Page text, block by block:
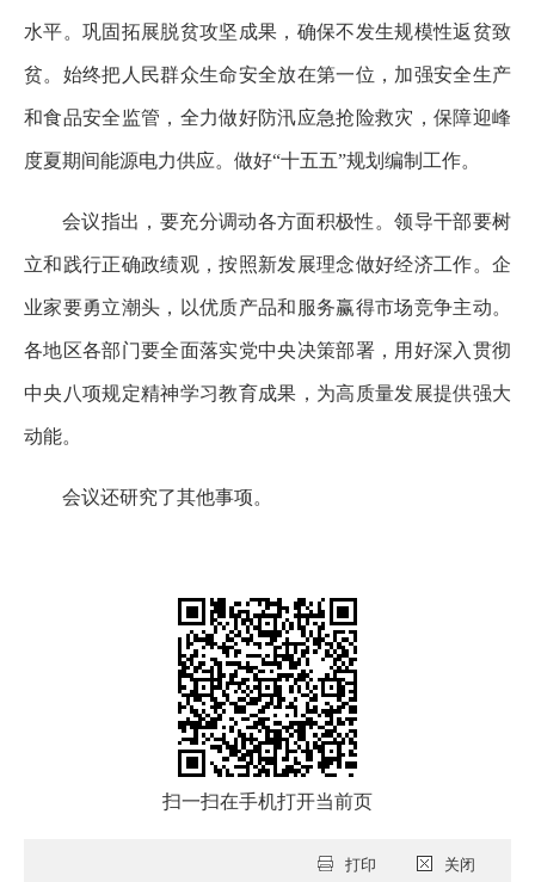
水平。巩固拓展脱贫攻坚成果，确保不发生规模性返贫致
贫。始终把人民群众生命安全放在第一位，加强安全生产
和食品安全监管，全力做好防汛应急抢险救灾，保障迎峰
度夏期间能源电力供应。做好“十五五”规划编制工作。
会议指出，要充分调动各方面积极性。领导干部要树
立和践行正确政绩观，按照新发展理念做好经济工作。企
业家要勇立潮头，以优质产品和服务赢得市场竞争主动。
各地区各部门要全面落实党中央决策部署，用好深入贯彻
中央八项规定精神学习教育成果，为高质量发展提供强大
动能。
会议还研究了其他事项。
扫一扫在手机打开当前页
打印 关闭